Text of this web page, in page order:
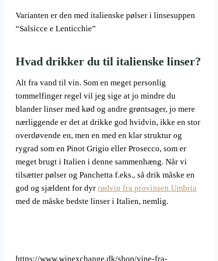
Varianten er den med italienske pølser i linsesuppen
“Salsicce e Lenticchie”
Hvad drikker du til italienske linser?
Alt fra vand til vin. Som en meget personlig
tommelfinger regel vil jeg sige at jo mindre du
blander linser med kød og andre grøntsager, jo mere
nærliggende er det at drikke god hvidvin, ikke en stor
overdøvende en, men en med en klar struktur og
rygrad som en Pinot Grigio eller Prosecco, som er
meget brugt i Italien i denne sammenhæng. Når vi
tilsætter pølser og Panchetta f.eks., så drik måske en
god og sjældent for dyr rødvin fra provinsen Umbria
med de måske bedste linser i Italien, nemlig.
https://www.winexchange.dk/shop/vine-fra-